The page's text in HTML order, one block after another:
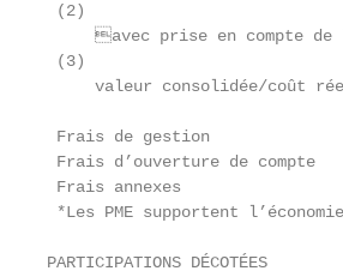
(2)
avec prise en compte de
(3)
valeur consolidée/coût
Frais de gestion
Frais d’ouverture de
Frais annexes
*Les PME supportent
PARTICIPATIONS DÉCOTÉES